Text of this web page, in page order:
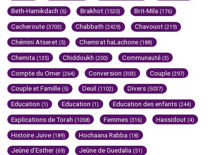
Beth-Hamikdach (6) Brakhot (1520) Brit-Mila (176)
Cacheroute (3703) Chabbath (2429) Chavouot (219)
Chémini Atseret (5) Chemirat haLachone (188)
Chemita (135) Chiddoukh (200) Communauté (3)
Compte du Omer (264) Conversion (303) Couple (297)
Couple et Famille (5) Deuil (1102) Divers (5037)
Education (1) Education (1) Education des enfants (244)
Explications de Torah (1058) Femmes (316) Hassidout (4)
Histoire Juive (189) Hochaana Rabba (18)
Jeûne d'Esther (69) Jeûne de Guedalia (51)